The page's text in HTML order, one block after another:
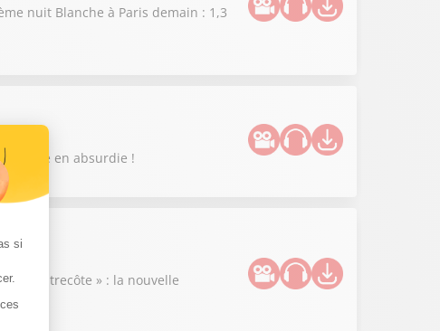
nuit Blanche à Paris demain : 1,3
en absurdie !
qu’entrecôte » : la nouvelle